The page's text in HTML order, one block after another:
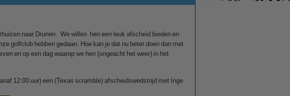
naar Drunen. We willen hen een leuk afscheid bieden en
golfclub hebben gedaan. Hoe kan je dat nu beter doen dan met
en op een dag waarop we hen (ongeacht het weer) in het
12:00 uur) een (Texas scramble) afscheidswedstrijd met Inge